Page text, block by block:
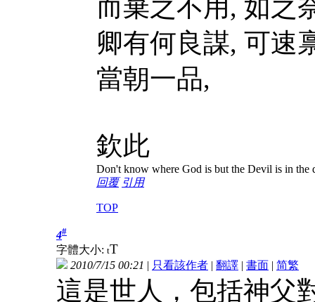
而棄之不用, 如之
卿有何良謀, 可速
當朝一品,
欽此
Don't know where God is but the Devil is in the
回覆 引用
TOP
4#
字體大小: tT
2010/7/15 00:21 | 只看該作者 | 翻譯 | 書面 | 简繁
這是世人，包括神父